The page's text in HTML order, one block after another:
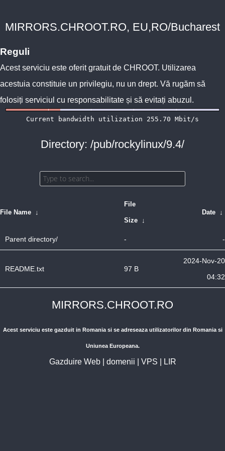
MIRRORS.CHROOT.RO, EU,RO/Bucharest
Reguli
Acest serviciu este oferit gratuit de CHROOT. Utilizarea
acestuia constituie un privilegiu, nu un drept. Vă rugăm să
folosiți serviciul cu responsabilitate și să evitați abuzul.
Directory: /pub/rockylinux/9.4/
File Name ↓
File
Size ↓
Date ↓
Parent directory/ - -
README.txt 97 B
2024-Nov-20
04:32
MIRRORS.CHROOT.RO
Acest serviciu este gazduit in Romania si se adreseaza utilizatorilor din Romania si
Uniunea Europeana.
Gazduire Web| domenii VPS LIR